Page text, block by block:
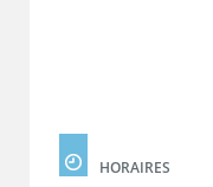
HORAIRES